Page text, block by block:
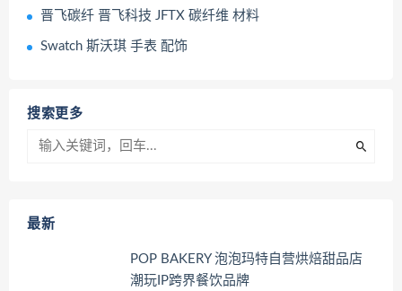
晋飞碳纤 晋飞科技 JFTX 碳纤维 材料
Swatch 斯沃琪 手表 配饰
搜索更多
最新
POP BAKERY 泡泡玛特自营烘焙甜品店
潮玩IP跨界餐饮品牌